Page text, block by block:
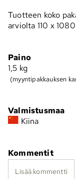
Tuotteen koko
arviolta 110 x
Paino
1,5 kg
(myyntipakkauksen
Valmistusmaa
Kiina
Kommentit
Lisää kommentti